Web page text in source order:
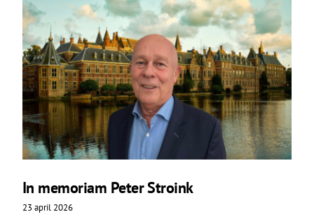
In memoriam Peter Stroink
23 april 2026